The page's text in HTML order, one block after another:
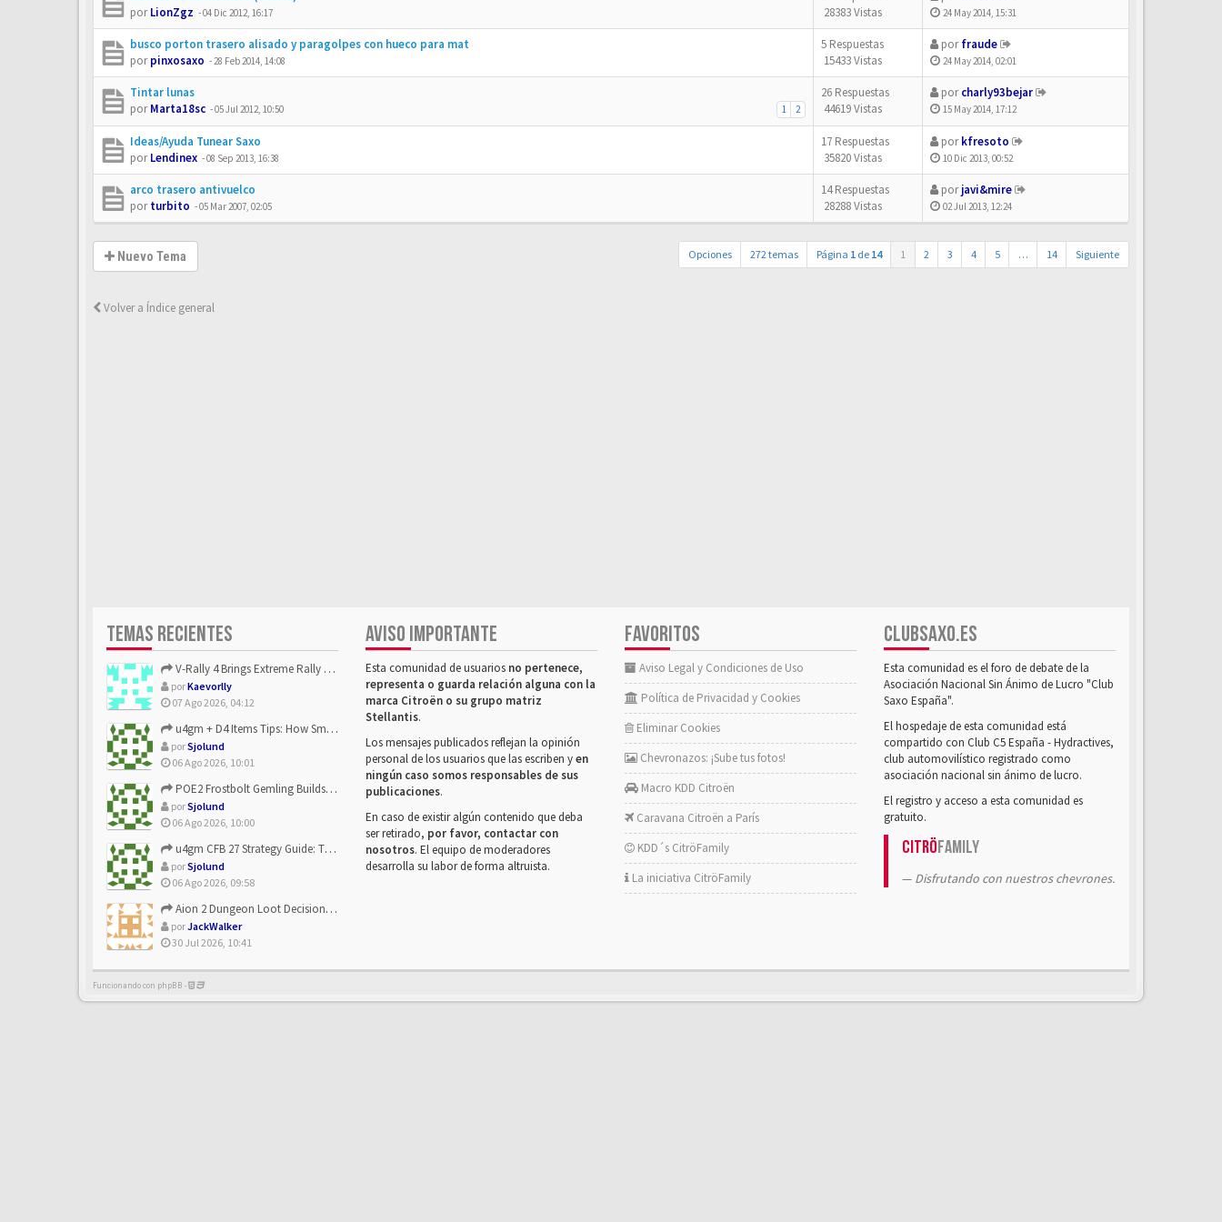
porLionZgz -04 Dic 2012, 16:17
28383 Vistas
24 May 2014, 15:31
busco porton trasero alisado y paragolpes con hueco para mat
porpinxosaxo -28 Feb 2014, 14:08
5 Respuestas
15433 Vistas
porfraude
24 May 2014, 02:01
Tintar lunas
1 2
porMarta18sc -05 Jul 2012, 10:50
26 Respuestas
44619 Vistas
porcharly93bejar
15 May 2014, 17:12
Ideas/Ayuda Tunear Saxo
porLendinex -08 Sep 2013, 16:38
17 Respuestas
35820 Vistas
porkfresoto
10 Dic 2013, 00:52
arco trasero antivuelco
porturbito -05 Mar 2007, 02:05
14 Respuestas
28288 Vistas
porjavi&mire
02 Jul 2013, 12:24
Nuevo Tema Opciones 272 temas Página 1 de 14 1 2 3 4 5 … 14 Siguiente
Volver a Índice general
TEMAS RECIENTES
V-Rally 4 Brings Extreme Rally Racing With Challenging Track...
porKaevorlly
07 Ago 2026, 04:12
u4gm + D4 Items Tips: How Smart Players Optimize Gear, Build...
porSjolund
06 Ago 2026, 10:01
POE2 Frostbolt Gemling Builds Get Stronger With u4gm’s Ice C...
porSjolund
06 Ago 2026, 10:00
u4gm CFB 27 Strategy Guide: The Toxic Offensive Scheme Your ...
porSjolund
06 Ago 2026, 09:58
Aion 2 Dungeon Loot Decisions: Smarter Runs With U4N
porJackWalker
30 Jul 2026, 10:41
AVISO IMPORTANTE
Esta comunidad de usuarios no pertenece,
representa o guarda relación alguna con la
marca Citroën o su grupo matriz
Stellantis.
Los mensajes publicados reflejan la opinión
personal de los usuarios que las escriben yen
ningún caso somos responsables de sus
publicaciones.
En caso de existir algún contenido que deba
ser retirado, por favor, contactar con
nosotros. El equipo de moderadores
desarrolla su labor de forma altruista.
FAVORITOS
Aviso Legal y Condiciones de Uso
Política de Privacidad y Cookies
Eliminar Cookies
Chevronazos: ¡Sube tus fotos!
Macro KDD Citroën
Caravana Citroën a París
KDD´s CitröFamily
La iniciativa CitröFamily
CLUBSAXO.ES
Esta comunidad es el foro de debate de la
Asociación Nacional Sin Ánimo de Lucro "Club
Saxo España".
El hospedaje de esta comunidad está
compartido con Club C5 España - Hydractives,
club automovilístico registrado como
asociación nacional sin ánimo de lucro.
El registro y acceso a esta comunidad es
gratuito.
CitröFamily
Disfrutando con nuestros chevrones.
Funcionando con phpBB -